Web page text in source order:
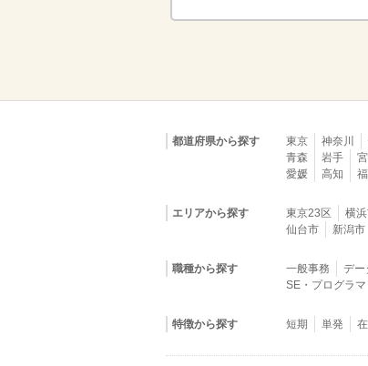
都道府県から探す 東京 神奈川
青森
岩手
愛媛
高知
エリアから探す 東京23区 横
仙台市
新潟市
職種から探す 一般事務 デー
SE・プログラマ
特徴から探す 短期 単発